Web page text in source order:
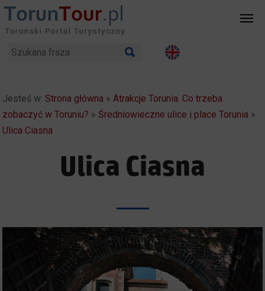
Jesteś w: Strona główna »Atrakcje Torunia. Co trzeba
zobaczyć w Toruniu? » Średniowieczne ulice i place Torunia »
Ulica Ciasna
Ulica Ciasna